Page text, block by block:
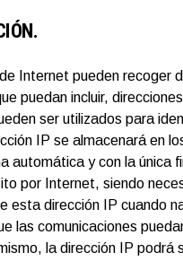
Internet pueden recoger
puedan incluir,
ser utilizados para
IP se almacenará en
automática y con la única
por Internet, siendo
esta dirección IP cuando
las comunicaciones
la dirección IP podrá